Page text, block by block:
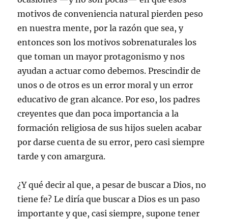
motivos de conveniencia natural pierden peso
en nuestra mente, por la razón que sea, y
entonces son los motivos sobrenaturales los
que toman un mayor protagonismo y nos
ayudan a actuar como debemos. Prescindir de
unos o de otros es un error moral y un error
educativo de gran alcance. Por eso, los padres
creyentes que dan poca importancia a la
formación religiosa de sus hijos suelen acabar
por darse cuenta de su error, pero casi siempre
tarde y con amargura.
¿Y qué decir al que, a pesar de buscar a Dios, no
tiene fe? Le diría que buscar a Dios es un paso
importante y que, casi siempre, supone tener